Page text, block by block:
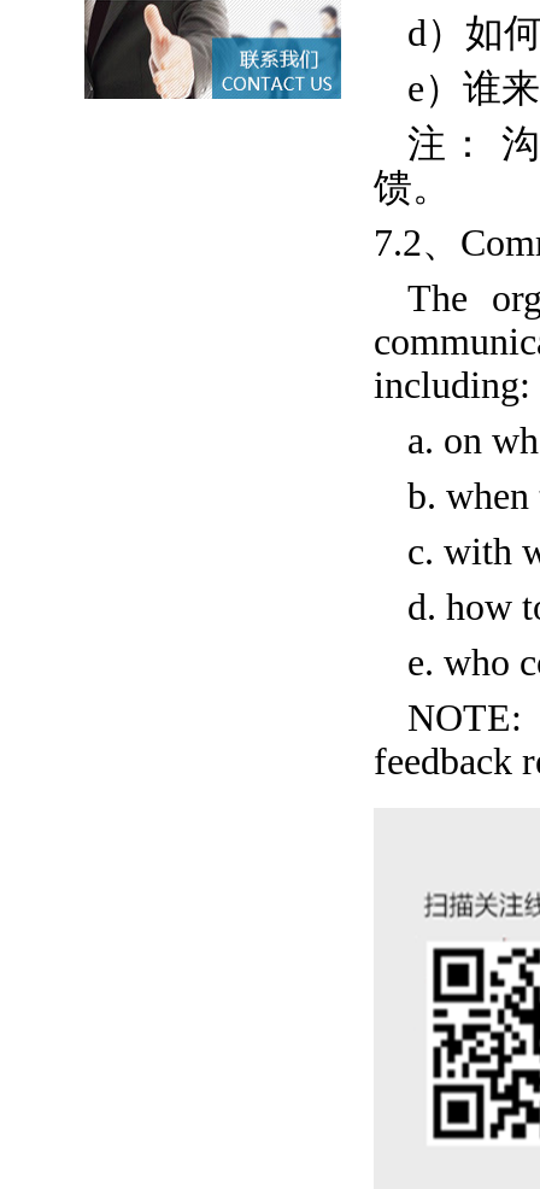
d）如
e）谁
注：
馈。
7.2、
The
including:
a. on
b.
c. with
d. how
e. who
NOTE:
feedback